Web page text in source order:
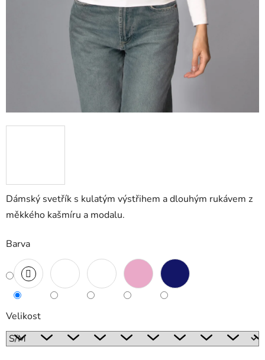
Dámský svetřík s kulatým výstřihem a dlouhým rukávem z
měkkého kašmíru a modalu.
Barva
Velikost